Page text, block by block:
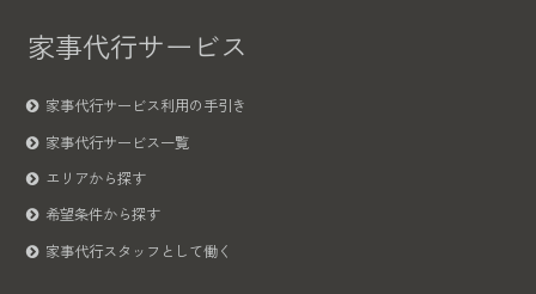
家事代行サービス
家事代行サービス利用の手引き
家事代行サービス一覧
エリアから探す
希望条件から探す
家事代行スタッフとして働く